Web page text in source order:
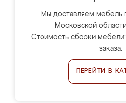
Мы доставляем мебель
Московской
Стоимость сборки
заказа.
ПЕРЕЙТИ В